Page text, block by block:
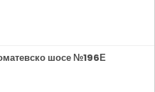
шосе №196Е